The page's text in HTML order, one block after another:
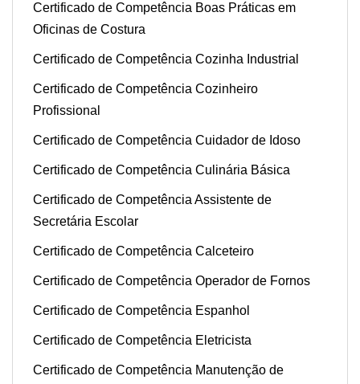
Certificado de Competência Boas Práticas em
Oficinas de Costura
Certificado de Competência Cozinha Industrial
Certificado de Competência Cozinheiro
Profissional
Certificado de Competência Cuidador de Idoso
Certificado de Competência Culinária Básica
Certificado de Competência Assistente de
Secretária Escolar
Certificado de Competência Calceteiro
Certificado de Competência Operador de Fornos
Certificado de Competência Espanhol
Certificado de Competência Eletricista
Certificado de Competência Manutenção de